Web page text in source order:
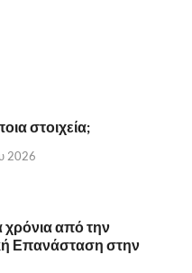
στοιχεία;
2026
χρόνια από την
Επανάσταση στην